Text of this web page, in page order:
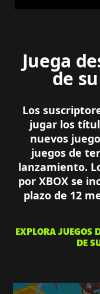
Juega
de
Los
jugar los
nuevos
juegos de
lanzamiento.
por XBOX se
plazo de 12
EXPLORA JUEGOS
DE